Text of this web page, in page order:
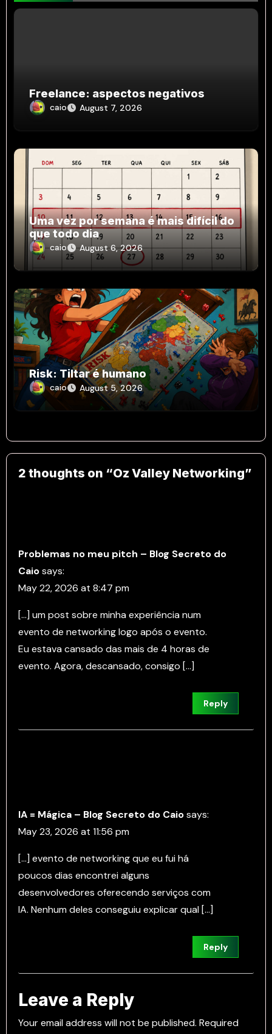
Freelance: aspectos negativos
caio August 7, 2026
Uma vez por semana é mais difícil do
que todo dia
caio August 6, 2026
Risk: Tiltar é humano
caio August 5, 2026
2 thoughts on “Oz Valley Networking”
Problemas no meu pitch – Blog Secreto do
Caio says:
May 22, 2026 at 8:47 pm
[…] um post sobre minha experiência num
evento de networking logo após o evento.
Eu estava cansado das mais de 4 horas de
evento. Agora, descansado, consigo […]
Reply
IA = Mágica – Blog Secreto do Caio says:
May 23, 2026 at 11:56 pm
[…] evento de networking que eu fui há
poucos dias encontrei alguns
desenvolvedores oferecendo serviços com
IA. Nenhum deles conseguiu explicar qual […]
Reply
Leave a Reply
Your email address will not be published. Required